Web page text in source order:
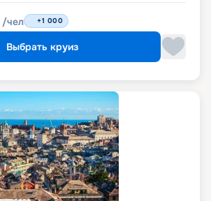
/чел +1 000
Выбрать круиз